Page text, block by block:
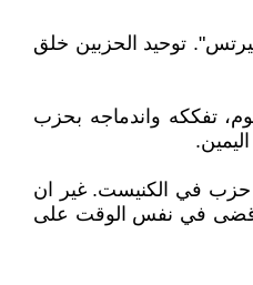
توحيد الحزبين خلق
تفككه واندماجه بحزب
بذلك لثالث اكبر حزب في الكنيست. غير ان
وقضى في نفس الوقت على